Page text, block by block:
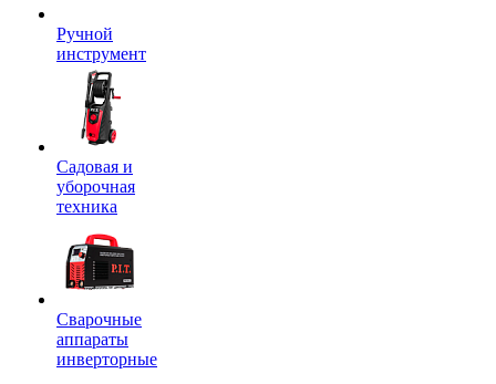
Ручной
инструмент
Садовая и
уборочная
техника
Сварочные
аппараты
инверторные